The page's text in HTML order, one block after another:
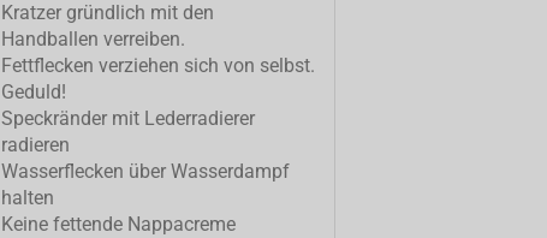
Kratzer gründlich mit den
Handballen verreiben.
Fettflecken verziehen sich von selbst.
Geduld!
Speckränder mit Lederradierer
radieren
Wasserflecken über Wasserdampf
halten
Keine fettende Nappacreme